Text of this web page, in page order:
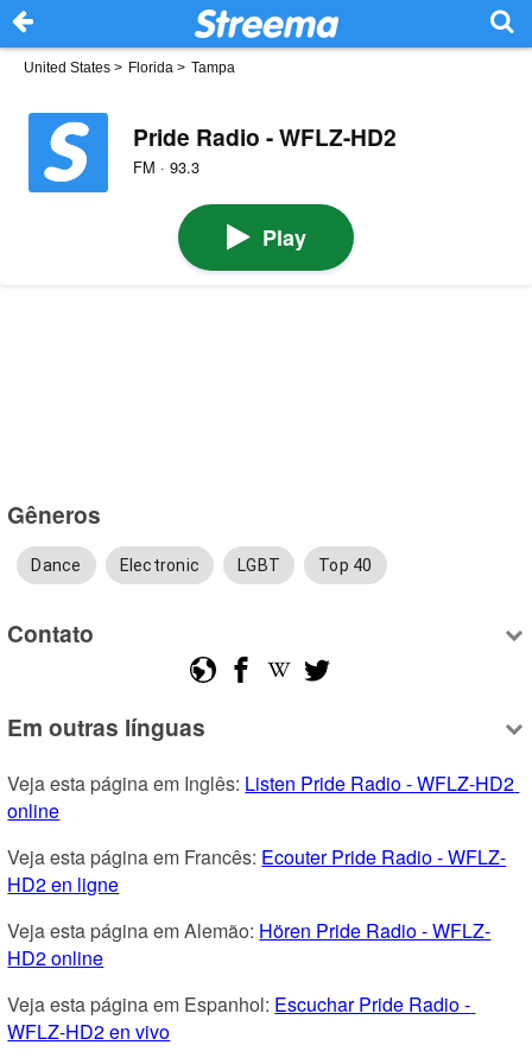
United States > Florida > Tampa
Pride Radio - WFLZ-HD2
FM · 93.3
Play
Gêneros
Dance Electronic LGBT Top 40
Contato
Em outras línguas
Veja esta página em Inglês: Listen Pride Radio - WFLZ-HD2
online
Veja esta página em Francês: Ecouter Pride Radio - WFLZ-
HD2 en ligne
Veja esta página em Alemão: Hören Pride Radio - WFLZ-
HD2 online
Veja esta página em Espanhol: Escuchar Pride Radio -
WFLZ-HD2 en vivo